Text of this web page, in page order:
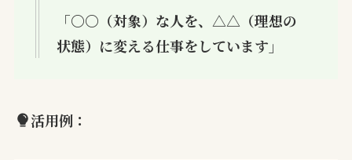
「〇〇（対象）な人を、△△（理想の
状態）に変える仕事をしています」
活用例：